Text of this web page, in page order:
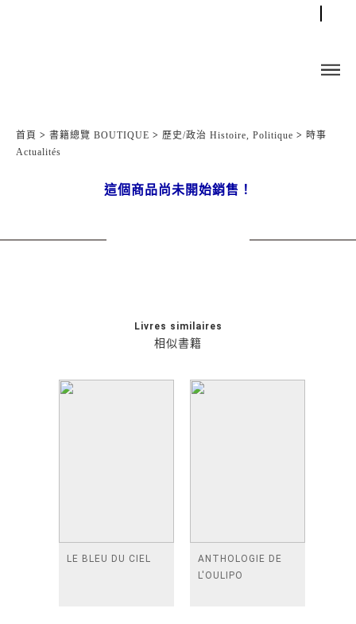
首頁 > 書籍總覽 BOUTIQUE > 歷史/政治 Histoire, Politique > 時事
Actualités
這個商品尚未開始銷售！
相似書籍
Livres similaires
LE BLEU DU CIEL
ANTHOLOGIE DE
L'OULIPO